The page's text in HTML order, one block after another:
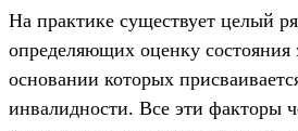
На практике существует целый
определяющих оценку состояния
основании которых
инвалидности. Все эти факторы